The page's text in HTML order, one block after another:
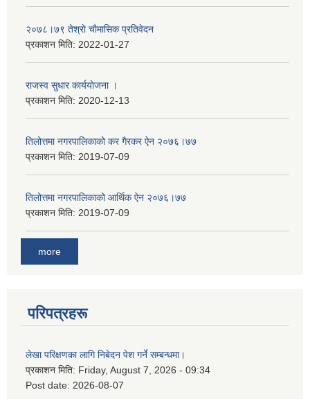
२०७८।७९ तेश्राे चाैमासिक प्रतिवेदन
प्रकाशन मिति: 2022-01-27
राजस्व सुधार कार्ययाेजना ।
प्रकाशन मिति: 2020-12-13
तिलोत्तमा नगरपालिकाको कर गैरकर ऐन २०७६।७७
प्रकाशन मिति: 2019-07-09
तिलोत्तमा नगरपालिकाको आर्थिक ऐन २०७६।७७
प्रकाशन मिति: 2019-07-09
more
परिपत्रहरू
लेखा परिक्षणका लागि निबेदन पेश गर्ने सम्बन्धमा।
प्रकाशन मिति: Friday, August 7, 2026 - 09:34
Post date: 2026-08-07